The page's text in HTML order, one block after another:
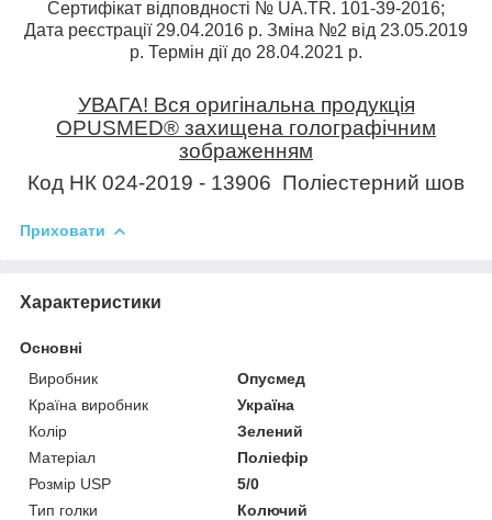
Сертифікат відповдності № UA.TR. 101-39-2016;
Дата реєстрації 29.04.2016 р. Зміна №2 від 23.05.2019
р. Термін дії до 28.04.2021 р.
УВАГА! Вся оригінальна продукція
OPUSMED® захищена голографічним
зображенням
Код НК 024-2019 - 13906 Поліестерний шов
Приховати
Характеристики
Основні
Виробник
Опусмед
Країна виробник
Україна
Колір
Зелений
Матеріал
Поліефір
Розмір USP
5/0
Тип голки
Колючий